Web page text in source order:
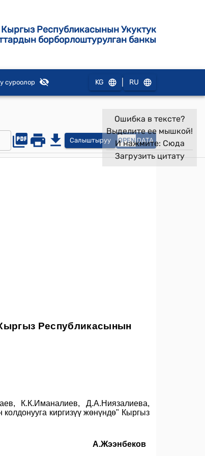
Кыргыз Республикасынын Укуктук
борборлоштурулган банкы
суроолор KG RU
Салыштыруу OPEN DATA
Ошибка в тексте?
Выделите ее мышкой!
И нажмите: Сюда
Загрузить цитату